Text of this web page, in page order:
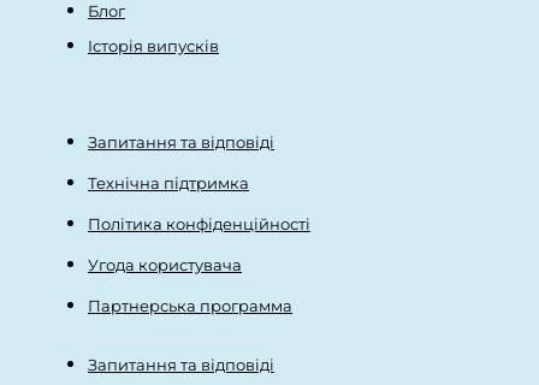
Блог
Історія випусків
Запитання та відповіді
Технічна підтримка
Політика конфіденційності
Угода користувача
Партнерська программа
Запитання та відповіді